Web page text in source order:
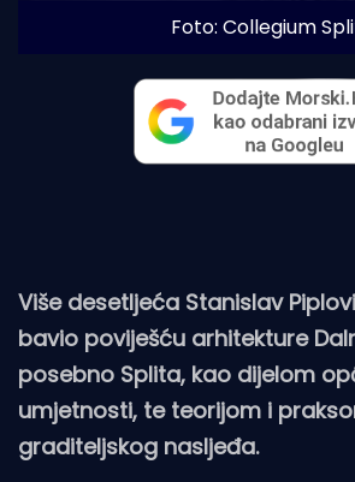
Foto: Collegium
Više desetljeća Stanislav
bavio poviješću arhitekture
posebno Splita, kao dijelom
umjetnosti, te teorijom i
graditeljskog nasljeđa.